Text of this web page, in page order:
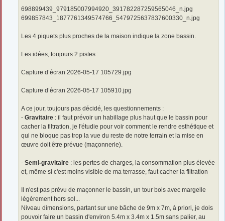
698899439_979185007994920_391782287259565046_n.jpg
699857843_1877761349574766_5479725637837600330_n.jpg
Les 4 piquets plus proches de la maison indique la zone bassin.
Les idées, toujours 2 pistes :
Capture d’écran 2026-05-17 105729.jpg
Capture d’écran 2026-05-17 105910.jpg
A ce jour, toujours pas décidé, les questionnements :
- Gravitaire : il faut prévoir un habillage plus haut que le bassin pour
cacher la filtration, je l'étudie pour voir comment le rendre esthétique et
qui ne bloque pas trop la vue du reste de notre terrain et la mise en
œuvre doit être prévue (maçonnerie).
- Semi-gravitaire : les pertes de charges, la consommation plus élevée
et, même si c'est moins visible de ma terrasse, faut cacher la filtration
Il n'est pas prévu de maçonner le bassin, un tour bois avec margelle
légèrement hors sol...
Niveau dimensions, partant sur une bâche de 9m x 7m, à priori, je dois
pouvoir faire un bassin d'environ 5.4m x 3.4m x 1.5m sans palier, au